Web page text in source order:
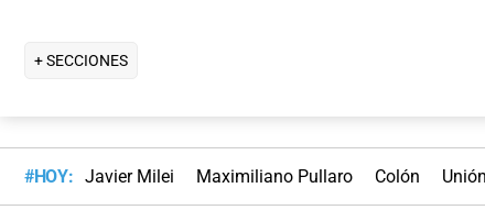
+ SECCIONES
#HOY: Javier Milei Maximiliano Pullaro Colón Unión